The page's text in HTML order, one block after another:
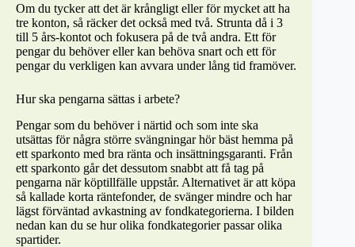
Om du tycker att det är krångligt eller för mycket att ha
tre konton, så räcker det också med två. Strunta då i 3
till 5 års-kontot och fokusera på de två andra. Ett för
pengar du behöver eller kan behöva snart och ett för
pengar du verkligen kan avvara under lång tid framöver.
Hur ska pengarna sättas i arbete?
Pengar som du behöver i närtid och som inte ska
utsättas för några större svängningar hör bäst hemma på
ett sparkonto med bra ränta och insättningsgaranti. Från
ett sparkonto går det dessutom snabbt att få tag på
pengarna när köptillfälle uppstår. Alternativet är att köpa
så kallade korta räntefonder, de svänger mindre och har
lägst förväntad avkastning av fondkategorierna. I bilden
nedan kan du se hur olika fondkategorier passar olika
spartider.